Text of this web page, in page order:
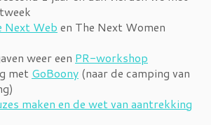
Next Web en The Next Women
weer een PR-workshop
met GoBoony (naar de camping van
maken en de wet van aantrekking